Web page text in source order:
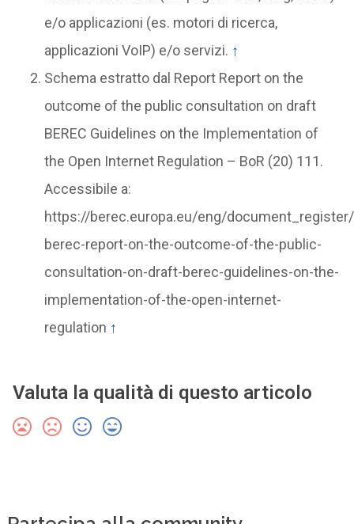
e/o applicazioni (es. motori di ricerca,
applicazioni VoIP) e/o servizi. ↑
Schema estratto dal Report Report on the
outcome of the public consultation on draft
BEREC Guidelines on the Implementation of
the Open Internet Regulation – BoR (20) 111.
Accessibile a:
https://berec.europa.eu/eng/
berec-report-on-the-outcome-of-the-public-
consultation-on-draft-berec-guidelines-on-the-
implementation-of-the-open-internet-
regulation ↑
Valuta la qualità di questo articolo